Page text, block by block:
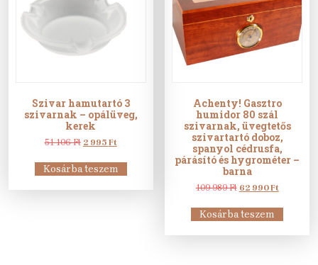
Szivar hamutartó 3
szivarnak – opálüveg,
kerek
51 106Ft Original
was:
51
2 995 FtCurrent
is:
2
Kosárba teszem
Achenty! Gasztro
humidor 80 szál
szivarnak, üvegtetős
szivartartó doboz,
spanyol cédrusfa,
párásító és hygrométer –
barna
109 989Ft Original
was:
109
62 990FtCurrent
is:
62
Kosárba teszem